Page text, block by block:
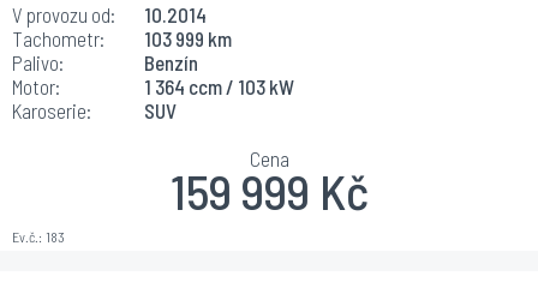
V provozu od:
10.2014
Tachometr:
103 999 km
Palivo:
Benzín
Motor:
1 364 ccm / 103 kW
Karoserie:
SUV
Ev.č.: 183
Cena
159 999 Kč